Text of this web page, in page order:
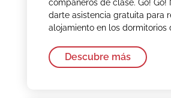
compañeros de clase. Go! Go!
darte asistencia gratuita para
alojamiento en los dormitorios
Descubre más